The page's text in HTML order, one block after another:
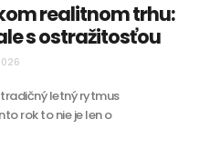
realitnom trhu:
s ostražitosťou
letný rytmus
rok to nie je len o